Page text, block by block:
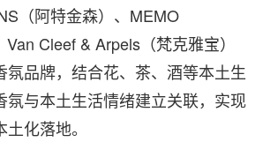
（阿特金森）、MEMO
Cleef & Arpels（梵克雅宝）
氛品牌，结合花、茶、酒等本土生
氛与本土生活情绪建立关联，实现
化落地。